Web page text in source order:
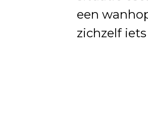
een
zichzelf